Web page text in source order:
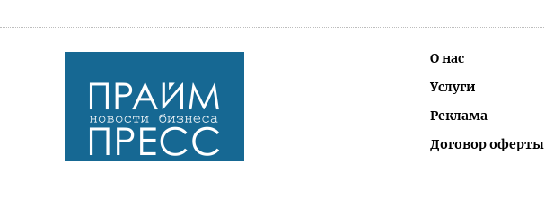
О нас
Услуги
Реклама
Договор оферты